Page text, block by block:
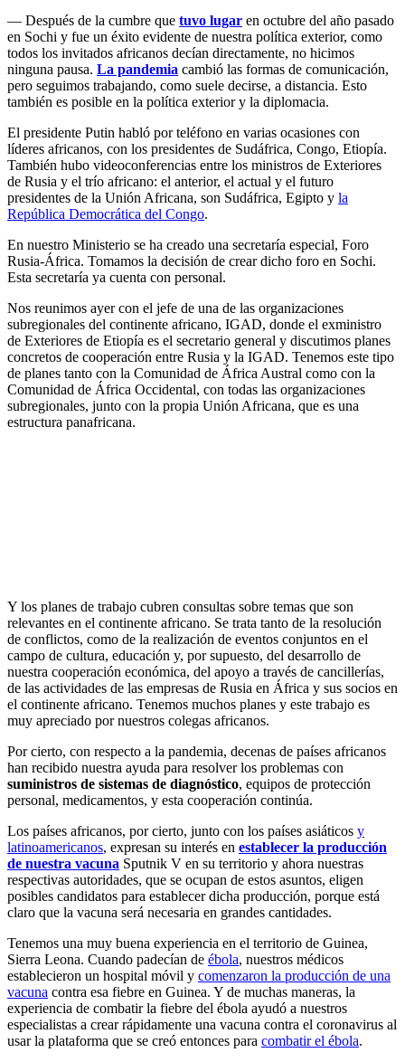
— Después de la cumbre que tuvo lugar en octubre del año pasado
en Sochi y fue un éxito evidente de nuestra política exterior, como
todos los invitados africanos decían directamente, no hicimos
ninguna pausa. La pandemia cambió las formas de comunicación,
pero seguimos trabajando, como suele decirse, a distancia. Esto
también es posible en la política exterior y la diplomacia.
El presidente Putin habló por teléfono en varias ocasiones con
líderes africanos, con los presidentes de Sudáfrica, Congo, Etiopía.
También hubo videoconferencias entre los ministros de Exteriores
de Rusia y el trío africano: el anterior, el actual y el futuro
presidentes de la Unión Africana, son Sudáfrica, Egipto y la
República Democrática del Congo.
En nuestro Ministerio se ha creado una secretaría especial, Foro
Rusia-África. Tomamos la decisión de crear dicho foro en Sochi.
Esta secretaría ya cuenta con personal.
Nos reunimos ayer con el jefe de una de las organizaciones
subregionales del continente africano, IGAD, donde el exministro
de Exteriores de Etiopía es el secretario general y discutimos planes
concretos de cooperación entre Rusia y la IGAD. Tenemos este tipo
de planes tanto con la Comunidad de África Austral como con la
Comunidad de África Occidental, con todas las organizaciones
subregionales, junto con la propia Unión Africana, que es una
estructura panafricana.
​Y los planes de trabajo cubren consultas sobre temas que son
relevantes en el continente africano. Se trata tanto de la resolución
de conflictos, como de la realización de eventos conjuntos en el
campo de cultura, educación y, por supuesto, del desarrollo de
nuestra cooperación económica, del apoyo a través de cancillerías,
de las actividades de las empresas de Rusia en África y sus socios en
el continente africano. Tenemos muchos planes y este trabajo es
muy apreciado por nuestros colegas africanos.
Por cierto, con respecto a la pandemia, decenas de países africanos
han recibido nuestra ayuda para resolver los problemas con
suministros de sistemas de diagnóstico, equipos de protección
personal, medicamentos, y esta cooperación continúa.
Los países africanos, por cierto, junto con los países asiáticos y
latinoamericanos, expresan su interés en establecer la producción
de nuestra vacuna Sputnik V en su territorio y ahora nuestras
respectivas autoridades, que se ocupan de estos asuntos, eligen
posibles candidatos para establecer dicha producción, porque está
claro que la vacuna será necesaria en grandes cantidades.
Tenemos una muy buena experiencia en el territorio de Guinea,
Sierra Leona. Cuando padecían de ébola, nuestros médicos
establecieron un hospital móvil y comenzaron la producción de una
vacuna contra esa fiebre en Guinea. Y de muchas maneras, la
experiencia de combatir la fiebre del ébola ayudó a nuestros
especialistas a crear rápidamente una vacuna contra el coronavirus al
usar la plataforma que se creó entonces para combatir el ébola.